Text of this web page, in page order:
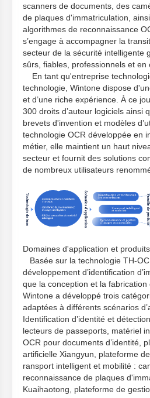
scanners de documents, des
de plaques d'immatriculation,
algorithmes de reconnaissance
s’engage à accompagner la
secteur de la sécurité intelligente
sûrs, fiables, professionnels et en
En tant qu'entreprise
technologie, Wintone dispose
et d’une riche expérience. À ce
300 droits d’auteur logiciels ainsi
brevets d'invention et modèles
technologie OCR développée en
métier, elle maintient un haut
secteur et fournit des solutions
de nombreux utilisateurs
Domaines d'application et produits
Basée sur la technologie TH-
développement d’identification
que la conception et la fabrication
Wintone a développé trois
adaptées à différents scénarios
Identification d’identité et
lecteurs de passeports, matériel
OCR pour documents d’identité,
artificielle Xiangyun, plateforme
ransport intelligent et mobilité :
reconnaissance de plaques
Kuaihaotong, plateforme de